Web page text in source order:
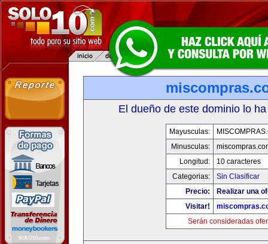
El dueño de este dominio lo
Mayusculas:
Minusculas:
Longitud:
10 caracteres
Categorias:
Sin Clasificar
Precio:
Realizar una
Visitar!
Serán consideradas